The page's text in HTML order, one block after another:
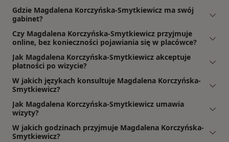
Gdzie Magdalena Korczyńska-Smytkiewicz ma swój
gabinet?
Czy Magdalena Korczyńska-Smytkiewicz przyjmuje
online, bez konieczności pojawiania się w placówce?
Jak Magdalena Korczyńska-Smytkiewicz akceptuje
płatności po wizycie?
W jakich językach konsultuje Magdalena Korczyńska-
Smytkiewicz?
Jak Magdalena Korczyńska-Smytkiewicz umawia
wizyty?
W jakich godzinach przyjmuje Magdalena Korczyńska-
Smytkiewicz?